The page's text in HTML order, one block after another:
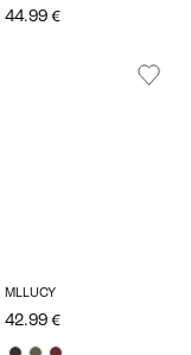
44.99 €
MLLUCY
42.99 €